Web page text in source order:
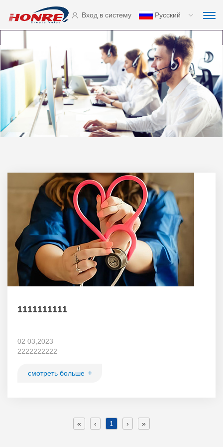
Вход в систему Русский
1111111111
02 03,2023
2222222222
смотреть больше +
« ‹ 1 › »